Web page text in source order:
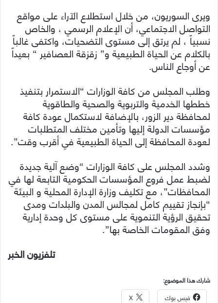
ويرى السوريون، من خلال استطلاع الآراء على مواقع
التواصل الاجتماعي، أن الإعلام الرسمي ، والخاص
نسبياً ، لم يرتق إلى مستوى التضحيات، واكتفى غالباً
بالكلام عن الحياة الطبيعية و” زقزقة العصافير “ بعيداً
عن أوجاع الناس.
وطلب المجلس من كافة الوزارات “الاستمرار بتنفيذ
خططها الخدمية والتربوية والصحية والطاقوية
لمحافظة دير الزور، بالإضافة لاستكمال عودة كافة
مؤسسات الدولة إليها وتأمين مختلف المتطلبات
لعودة المحافظة إلى الحياة الطبيعية في أقرب وقت”.
وشدد المجلس على كافة الوزارات “وضع آلية جديدة
لضبط عمل فروع المؤسسات الحكومية التابعة لها في
المحافظات”، مع تكليف وزارة الإدارة المحلية و البيئة
“بإنجاز تقييم كامل لمجالس المدن والبلدات ومدى
تحقيق الرؤية التنموية على مستوى كل وحدة إدارية
وفق المقومات الخاصة بها”.
تلفزيون الخبر
شارك هذا الموضوع:
فيس بوك X